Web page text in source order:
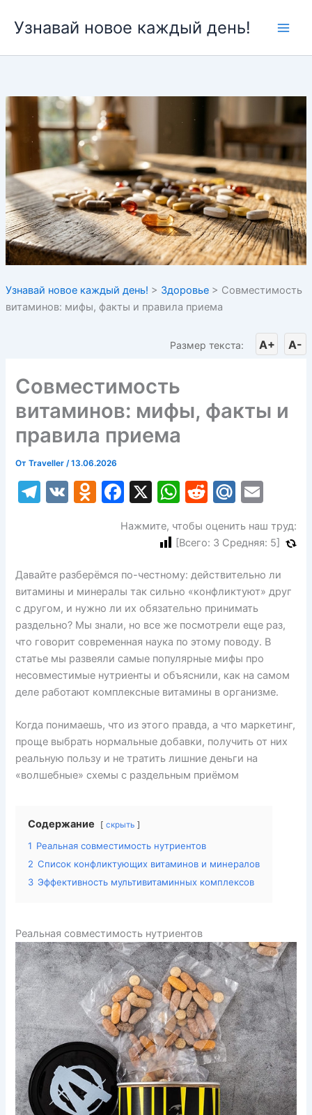
Узнавай новое каждый день!
Узнавай новое каждый день! > Здоровье> Совместимость
витаминов: мифы, факты и правила приема
Размер текста: A+ A-
Совместимость
витаминов: мифы, факты и
правила приема
ОтTraveller/13.06.2026
T
a
m
V
O
kl
a
s
s
ni
ki
F
c
b
o
o
k
X
W
at
A
p
p
R
d
t
M
l.
u
ai
Нажмите, чтобы оценить наш труд:
[Всего: 3 Средняя: 5]
Давайте разберёмся по-честному: действительно ли
витамины и минералы так сильно «конфликтуют» друг
с другом, и нужно ли их обязательно принимать
раздельно? Мы знали, но все же посмотрели еще раз,
что говорит современная наука по этому поводу. В
статье мы развеяли самые популярные мифы про
несовместимые нутриенты и объяснили, как на самом
деле работают комплексные витамины в организме.
Когда понимаешь, что из этого правда, а что маркетинг,
проще выбрать нормальные добавки, получить от них
реальную пользу и не тратить лишние деньги на
«волшебные» схемы с раздельным приёмом
Содержание скрыть
1 Реальная совместимость нутриентов
2 Список конфликтующих витаминов и минералов
3 Эффективность мультивитаминных комплексов
Реальная совместимость нутриентов